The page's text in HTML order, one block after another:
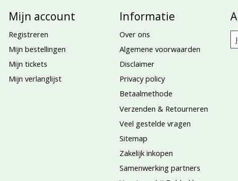
Mijn account
Registreren
Mijn bestellingen
Mijn tickets
Mijn verlanglijst
Informatie
Over ons
Algemene voorwaarden
Disclaimer
Privacy policy
Betaalmethode
Verzenden & Retourneren
Veel gestelde vragen
Sitemap
Zakelijk inkopen
Samenwerking partners